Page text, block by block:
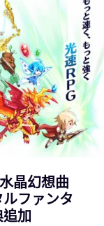
晶幻想曲
ファンタ
加